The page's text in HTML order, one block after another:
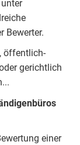
Bewerter.
öffentlich-
gerichtlich
einer